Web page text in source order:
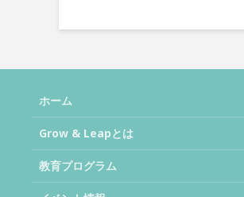
ホーム
Grow & Leapとは
教育プログラム